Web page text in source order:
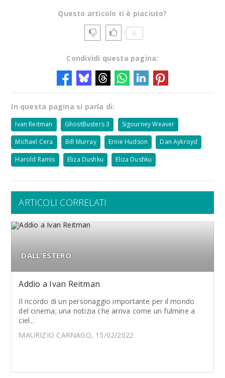
Questo articolo ti è piaciuto?
6
Condividi questa pagina:
In questa pagina si parla di:
Ivan Reitman GhostBusters 3 Sigourney Weaver
Michael Cera Bill Murray Ernie Hudson Dan Aykroyd
Harold Ramis Eliza Dushku Eliza Dushku
ARTICOLI CORRELATI
DALL'ESTERO
Addio a Ivan Reitman
Il ricordo di un personaggio importante per il mondo
del cinema; una notizia che arriva come un fulmine a
ciel...
MAURIZIO CARNAGO, 15/02/2022